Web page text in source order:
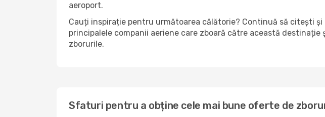
aeroport.
Cauți inspirație pentru următoarea călătorie? Continuă să citești
principalele companii aeriene care zboară către această
zborurile.
Sfaturi pentru a obține cele mai bune oferte de